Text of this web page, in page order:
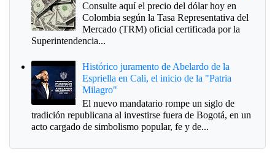
Consulte aquí el precio del dólar hoy en
Colombia según la Tasa Representativa del
Mercado (TRM) oficial certificada por la
Superintendencia...
Histórico juramento de Abelardo de la
Espriella en Cali, el inicio de la "Patria
Milagro"
El nuevo mandatario rompe un siglo de
tradición republicana al investirse fuera de Bogotá, en un
acto cargado de simbolismo popular, fe y de...